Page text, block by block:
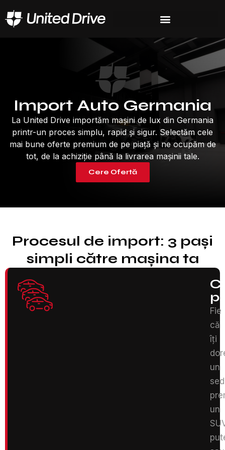
Import Auto Germania
La United Drive importăm mașini de lux din Germania
printr-un proces simplu, rapid și sigur. Selectăm cele
mai bune oferte premium de pe piață și ne ocupăm de
tot, de la achiziție până la livrarea mașinii tale.
Cere Ofertă
Procesul de import: 3 pași
simpli către mașina ta
Fie
că
îți
un
un